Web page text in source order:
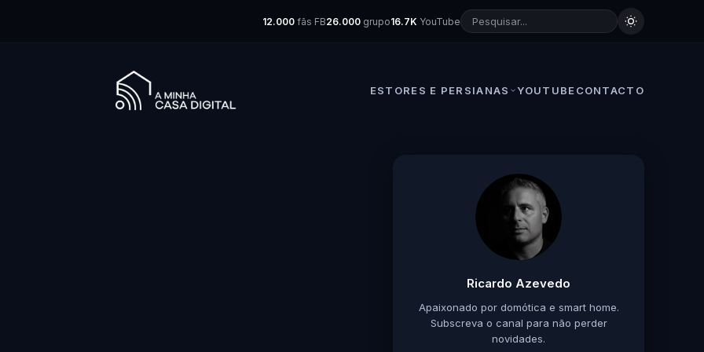
12.000 fãs FB26.000 grupo16.7K YouTube
ESTORES E PERSIANAS YOUTUBE CONTACTO
Ricardo Azevedo
Apaixonado por domótica e smart home.
Subscreva o canal para não perder
novidades.